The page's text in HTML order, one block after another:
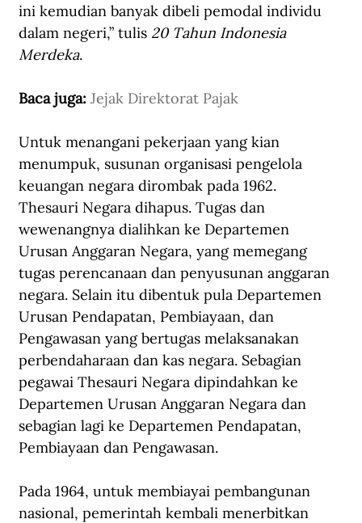
ini kemudian banyak dibeli pemodal individu
dalam negeri,” tulis 20 Tahun Indonesia
Merdeka.
Baca juga: Jejak Direktorat Pajak
Untuk menangani pekerjaan yang kian
menumpuk, susunan organisasi pengelola
keuangan negara dirombak pada 1962.
Thesauri Negara dihapus. Tugas dan
wewenangnya dialihkan ke Departemen
Urusan Anggaran Negara, yang memegang
tugas perencanaan dan penyusunan anggaran
negara. Selain itu dibentuk pula Departemen
Urusan Pendapatan, Pembiayaan, dan
Pengawasan yang bertugas melaksanakan
perbendaharaan dan kas negara. Sebagian
pegawai Thesauri Negara dipindahkan ke
Departemen Urusan Anggaran Negara dan
sebagian lagi ke Departemen Pendapatan,
Pembiayaan dan Pengawasan.
Pada 1964, untuk membiayai pembangunan
nasional, pemerintah kembali menerbitkan